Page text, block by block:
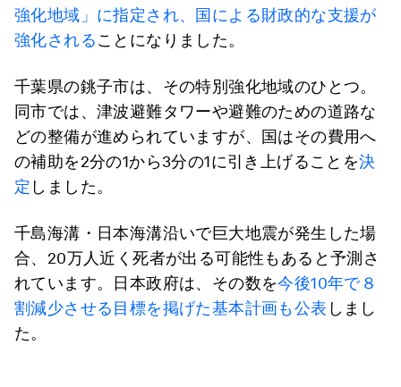
強化地域」に指定され、国による財政的な支援が
強化されることになりました。
千葉県の銚子市は、その特別強化地域のひとつ。
同市では、津波避難タワーや避難のための道路な
どの整備が進められていますが、国はその費用へ
の補助を2分の1から3分の1に引き上げることを決
定 しました。
千島海溝・日本海溝沿いで巨大地震が発生した場
合、20万人近く死者が出る可能性もあると予測さ
れています。日本政府は、その数を今後10年で８
割減少させる目標を掲げた基本計画も公表 しまし
た。